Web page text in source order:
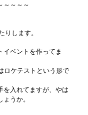
～～～～
りします。
イベントを作ってま
ロケテストという形で
を入れてますが、やは
うか。